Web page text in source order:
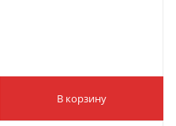
В корзину